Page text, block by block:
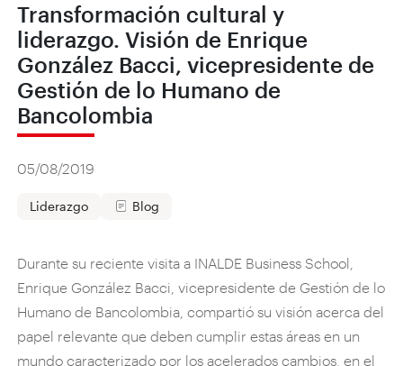
Transformación cultural y
liderazgo. Visión de Enrique
González Bacci, vicepresidente de
Gestión de lo Humano de
Bancolombia
05/08/2019
Liderazgo Blog
Durante su reciente visita a INALDE Business School,
Enrique González Bacci, vicepresidente de Gestión de lo
Humano de Bancolombia, compartió su visión acerca del
papel relevante que deben cumplir estas áreas en un
mundo caracterizado por los acelerados cambios, en el